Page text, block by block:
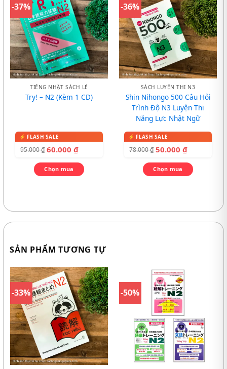
-37%
TIẾNG NHẬT SÁCH LẺ
Try! – N2 (Kèm 1 CD)
95.000₫ 60.000 ₫
Chọn mua
-36%
SÁCH LUYỆN THI N3
Shin Nihongo 500 Câu Hỏi
Trình Độ N3 Luyện Thi
Năng Lực Nhật Ngữ
78.000₫ 50.000 ₫
Chọn mua
SẢN PHẨM TƯƠNG TỰ
-33% -50%